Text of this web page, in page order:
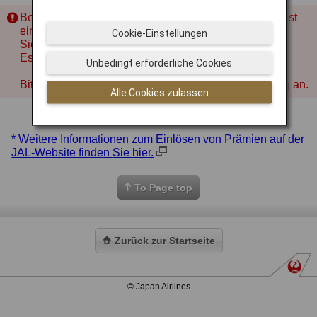
Beim Verbindungsaufbau zum Reservierungssystem ist
ein Fehler aufgetreten. Mögliche Gründe:
Sie haben 10 Minuten lang keine Eingabe getätigt.
Es wurde nicht die richtige Aktion durchgeführt.
Bitte versuchen Sie es später noch einmal von Anfang an.
* Weitere Informationen zum Einlösen von Prämien auf der
JAL-Website finden Sie hier.
To Page top
Zurück zur Startseite
© Japan Airlines
Alle Cookies zulassen
Unbedingt erforderliche Cookies
Cookie-Einstellungen